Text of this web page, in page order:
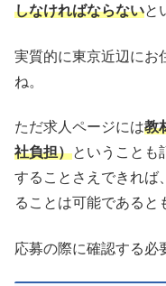
しなければならないと
実質的に東京近辺にお
ね。
ただ求人ページには教
社負担）ということも
することさえできれば
ることは可能であると
応募の際に確認する必